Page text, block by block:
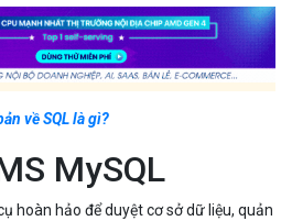
về SQL là gì?
MySQL
hoàn hảo để duyệt cơ sở dữ liệu, quản